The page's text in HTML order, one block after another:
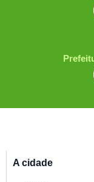
A cidade